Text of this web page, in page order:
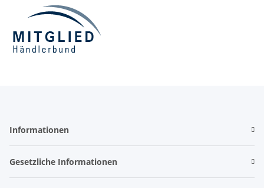
Informationen
Gesetzliche Informationen